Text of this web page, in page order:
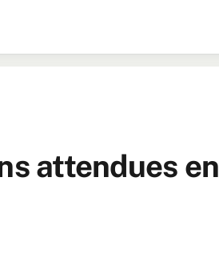
attendues en